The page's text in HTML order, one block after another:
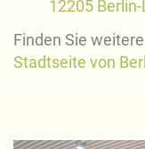
12205
Finden Sie
Stadtseite von